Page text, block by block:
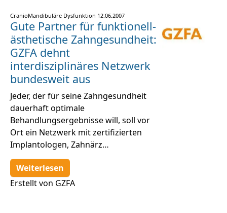
CranioMandibuläre Dysfunktion 12.06.2007
Gute Partner für funktionell-
ästhetische Zahngesundheit:
GZFA dehnt
interdisziplinäres Netzwerk
bundesweit aus
Jeder, der für seine Zahngesundheit
dauerhaft optimale
Behandlungsergebnisse will, soll vor
Ort ein Netzwerk mit zertifizierten
Implantologen, Zahnärz…
Weiterlesen
Erstellt von GZFA